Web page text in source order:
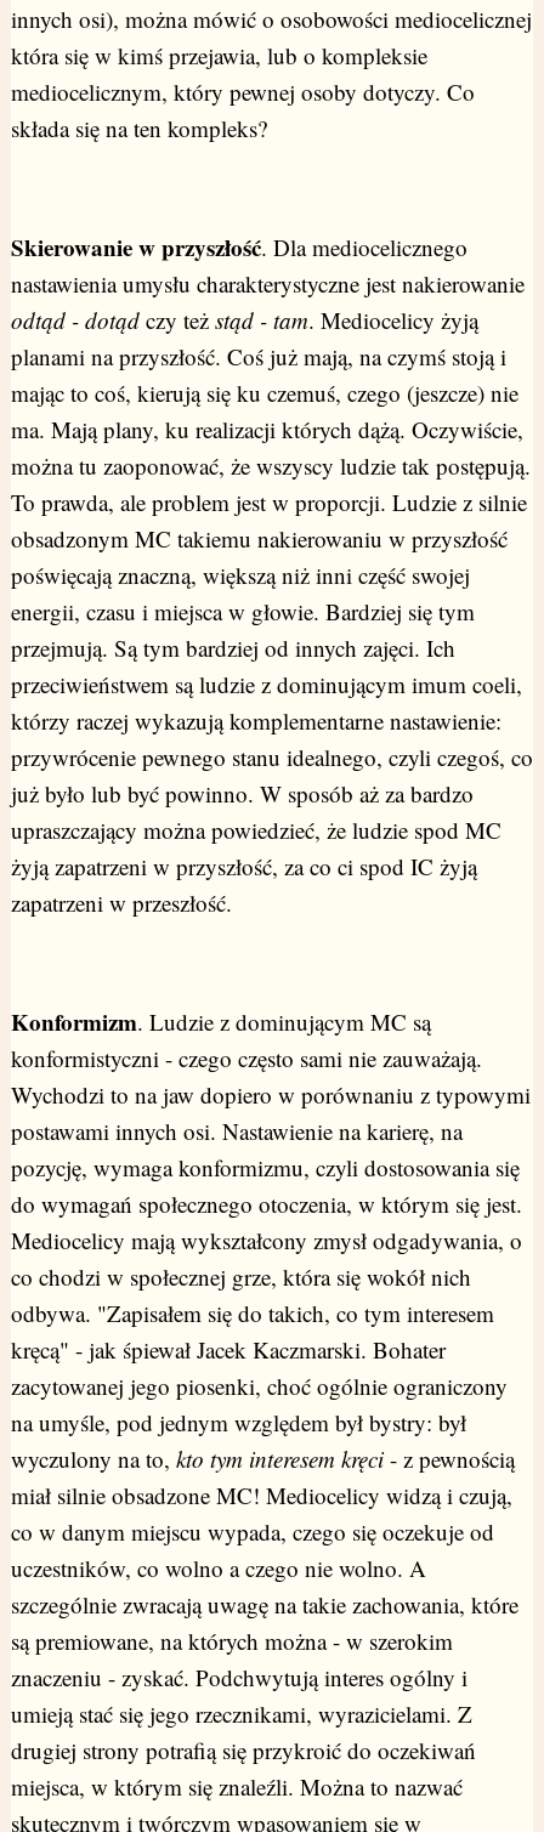
innych osi), można mówić o osobowości mediocelicznej
która się w kimś przejawia, lub o kompleksie
mediocelicznym, który pewnej osoby dotyczy. Co
składa się na ten kompleks?
Skierowanie w przyszłość. Dla mediocelicznego
nastawienia umysłu charakterystyczne jest nakierowanie
odtąd - dotądczy też stąd - tam. Mediocelicy żyją
planami na przyszłość. Coś już mają, na czymś stoją i
mając to coś, kierują się ku czemuś, czego (jeszcze) nie
ma. Mają plany, ku realizacji których dążą. Oczywiście,
można tu zaoponować, że wszyscy ludzie tak postępują.
To prawda, ale problem jest w proporcji. Ludzie z silnie
obsadzonym MC takiemu nakierowaniu w przyszłość
poświęcają znaczną, większą niż inni część swojej
energii, czasu i miejsca w głowie. Bardziej się tym
przejmują. Są tym bardziej od innych zajęci. Ich
przeciwieństwem są ludzie z dominującym imum coeli,
którzy raczej wykazują komplementarne nastawienie:
przywrócenie pewnego stanu idealnego, czyli czegoś, co
już było lub być powinno. W sposób aż za bardzo
upraszczający można powiedzieć, że ludzie spod MC
żyją zapatrzeni w przyszłość, za co ci spod IC żyją
zapatrzeni w przeszłość.
Konformizm. Ludzie z dominującym MC są
konformistyczni - czego często sami nie zauważają.
Wychodzi to na jaw dopiero w porównaniu z typowymi
postawami innych osi. Nastawienie na karierę, na
pozycję, wymaga konformizmu, czyli dostosowania się
do wymagań społecznego otoczenia, w którym się jest.
Mediocelicy mają wykształcony zmysł odgadywania, o
co chodzi w społecznej grze, która się wokół nich
odbywa. "Zapisałem się do takich, co tym interesem
kręcą" - jak śpiewał Jacek Kaczmarski. Bohater
zacytowanej jego piosenki, choć ogólnie ograniczony
na umyśle, pod jednym względem był bystry: był
wyczulony na to, kto tym interesem kręci- z pewnością
miał silnie obsadzone MC! Mediocelicy widzą i czują,
co w danym miejscu wypada, czego się oczekuje od
uczestników, co wolno a czego nie wolno. A
szczególnie zwracają uwagę na takie zachowania, które
są premiowane, na których można - w szerokim
znaczeniu - zyskać. Podchwytują interes ogólny i
umieją stać się jego rzecznikami, wyrazicielami. Z
drugiej strony potrafią się przykroić do oczekiwań
miejsca, w którym się znaleźli. Można to nazwać
skutecznym i twórczym wpasowaniem się w